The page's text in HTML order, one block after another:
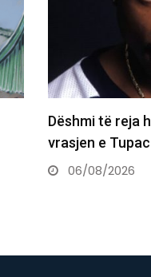
Revista
Sunny Hill:
05/08/2026